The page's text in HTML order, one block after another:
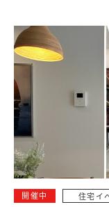
開催中 住宅イ